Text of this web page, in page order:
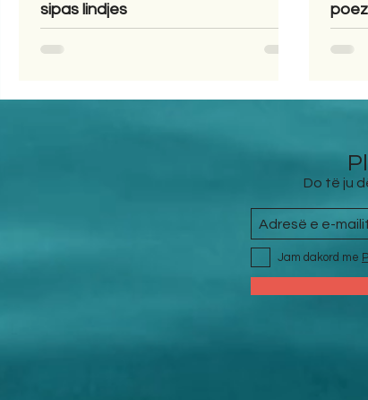
sipas lindjes
Do të ju
Jam dakord me